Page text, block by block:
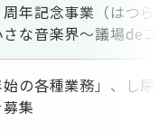
年記念事業（はつら
な音楽界～議場de
の各種業務」、し尿
集